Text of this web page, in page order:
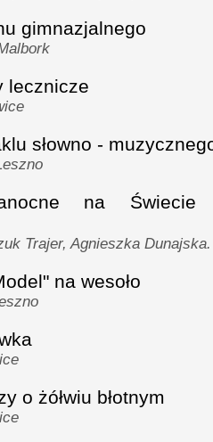
gimnazjalnego
lecznicze
słowno -
na
Trajer, Agnieszka
na wesoło
o żółwiu błotnym